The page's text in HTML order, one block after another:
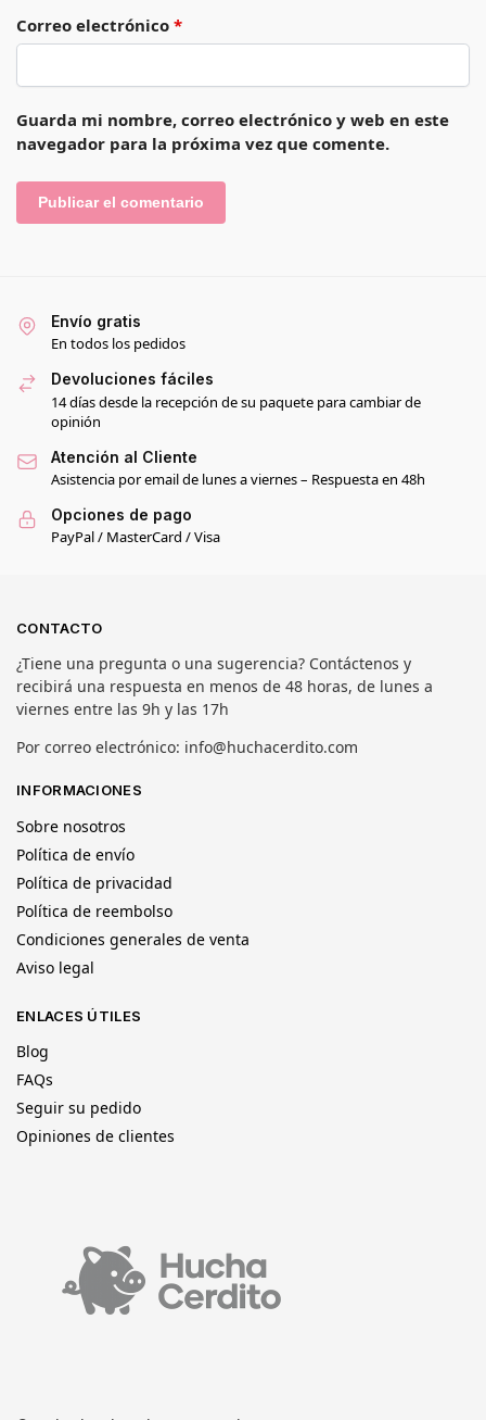
Correo electrónico *
Guarda mi nombre, correo electrónico y web en este
navegador para la próxima vez que comente.
Envío gratis
En todos los pedidos
Devoluciones fáciles
14 días desde la recepción de su paquete para cambiar de
opinión
Atención al Cliente
Asistencia por email de lunes a viernes – Respuesta en 48h
Opciones de pago
PayPal / MasterCard / Visa
CONTACTO
¿Tiene una pregunta o una sugerencia? Contáctenos y
recibirá una respuesta en menos de 48 horas, de lunes a
viernes entre las 9h y las 17h
Por correo electrónico: info@huchacerdito.com
INFORMACIONES
Sobre nosotros
Política de envío
Política de privacidad
Política de reembolso
Condiciones generales de venta
Aviso legal
ENLACES ÚTILES
Blog
FAQs
Seguir su pedido
Opiniones de clientes